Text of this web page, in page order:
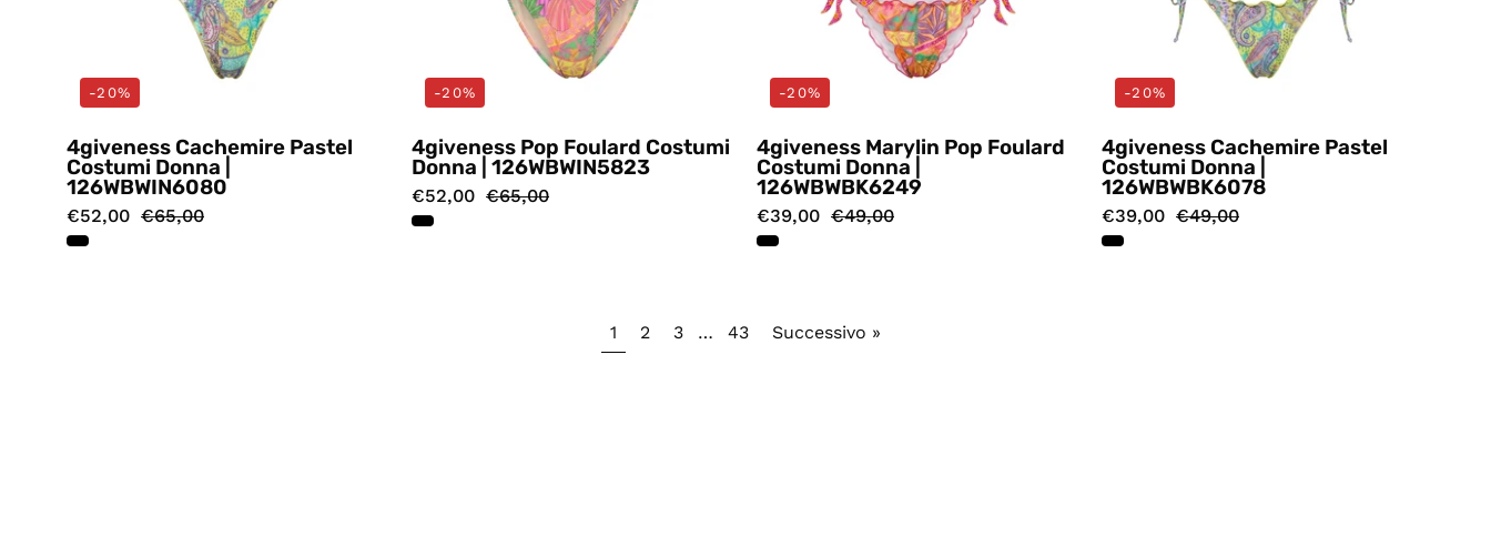
-20%
4giveness Cachemire Pastel
Costumi Donna |
126WBWIN6080
€52,00 €65,00
-20%
4giveness Pop Foulard Costumi
Donna | 126WBWIN5823
€52,00 €65,00
-20%
4giveness Marylin Pop Foulard
Costumi Donna |
126WBWBK6249
€39,00 €49,00
-20%
4giveness Cachemire Pastel
Costumi Donna |
126WBWBK6078
€39,00 €49,00
1 2 3 … 43 Successivo »